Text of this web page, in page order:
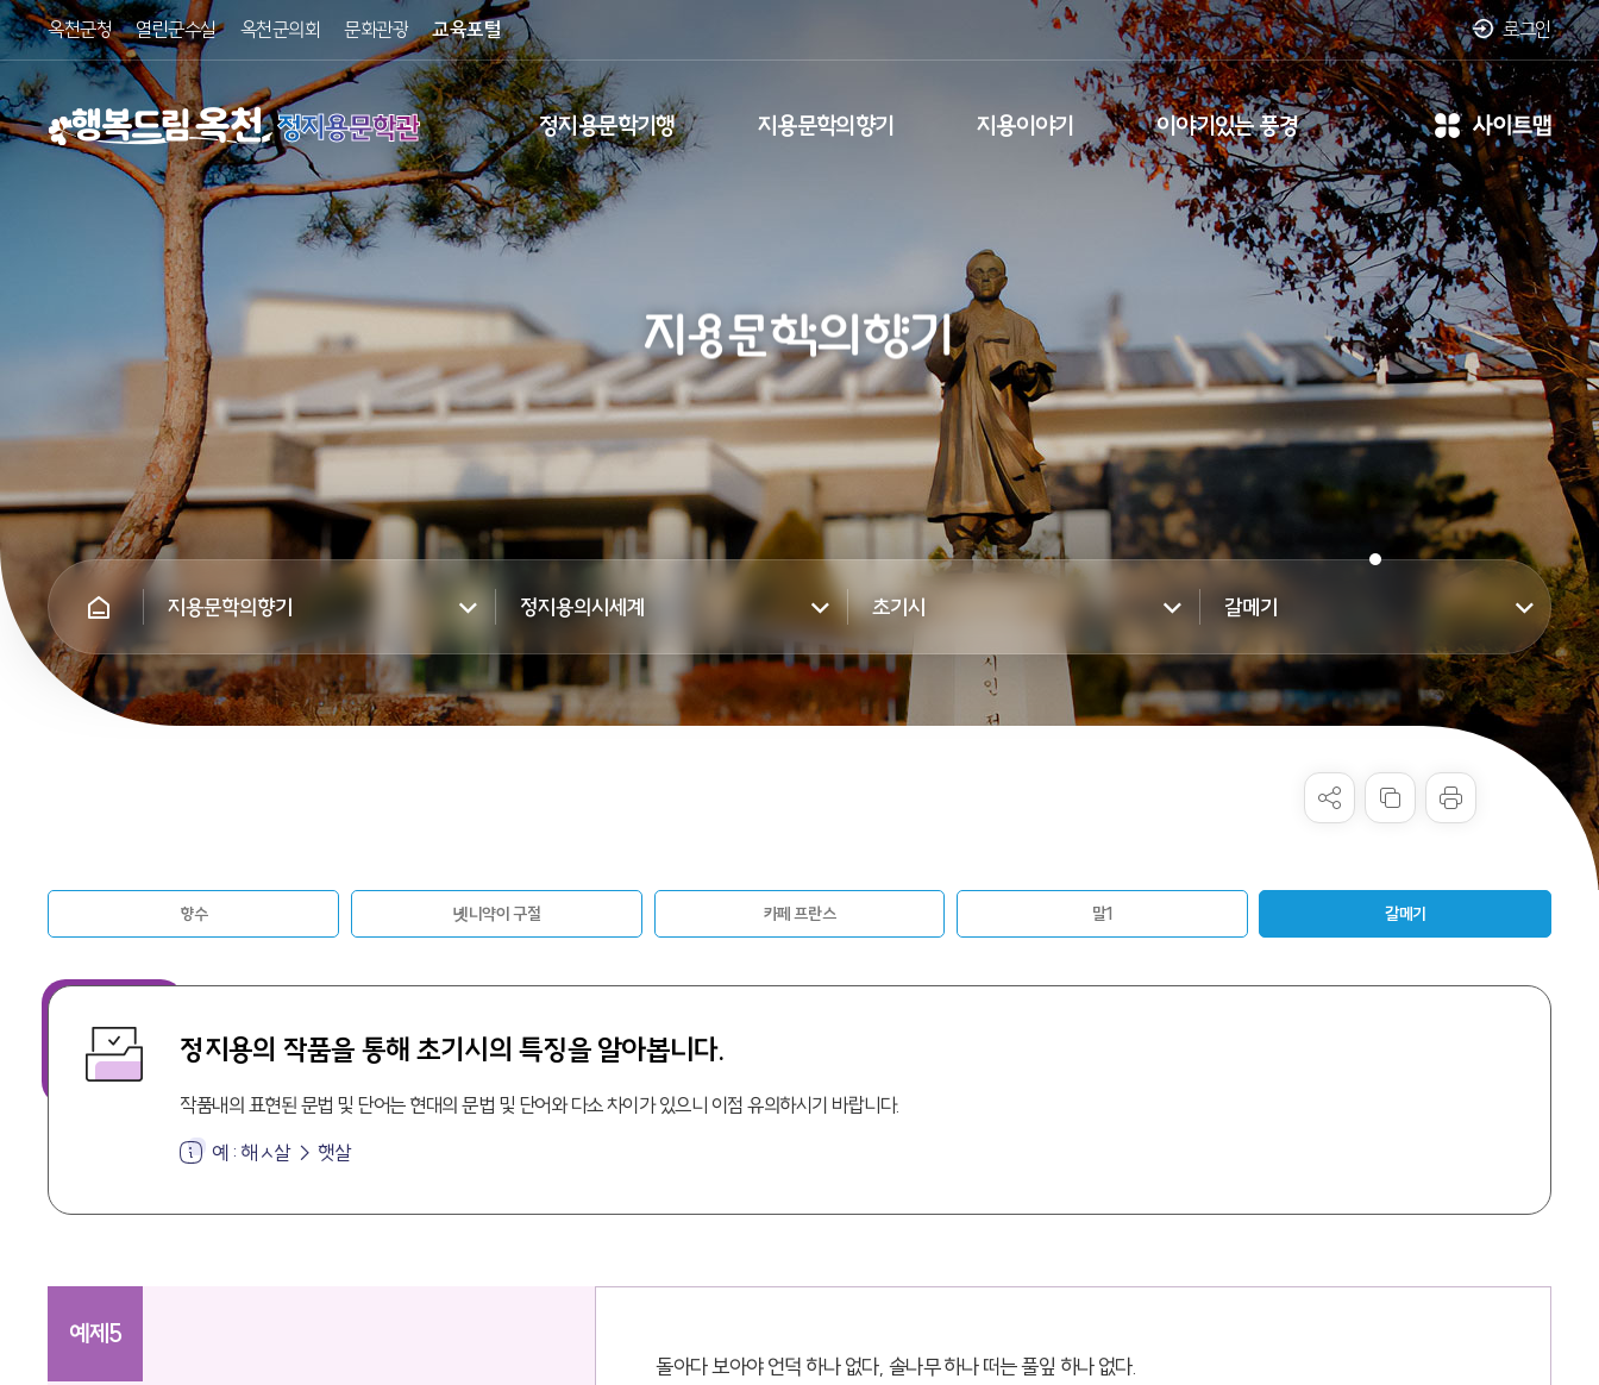
옥천군청 열린군수실 옥천군의회 문화관광 교육포털 로그인
정지용문학관 정지용문학기행 지용문학의향기 지용이야기 이야기있는 풍경
지용문학의향기
지용문학의향기 정지용의시세계 초기시 갈메기
향수 녯니약이 구절 카페 프란스 말1 갈메기
정지용의 작품을 통해 초기시의 특징을 알아봅니다.
작품내의 표현된 문법 및 단어는 현대의 문법 및 단어와 다소 차이가 있으니 이점 유의하시기 바랍니다.
예 : 해ㅅ살 → 햇살
예제5
돌아다 보아야 언덕 하나 없다, 솔나무 하나 떠는 풀잎 하나 없다.